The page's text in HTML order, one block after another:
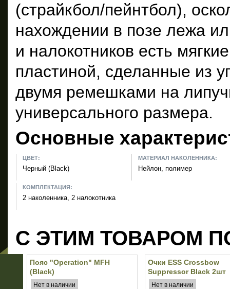
(страйкбол/пейнтбол),
нахождении в позе лежа
и налокотников есть
пластиной, сделанные из
двумя ремешками на
универсального размера.
Основные
ЦВЕТ:
Черный (Black)
МАТЕРИАЛ НАКОЛЕННИКА:
Нейлон, полимер
КОМПЛЕКТАЦИЯ:
2 наколенника, 2 налокотника
С ЭТИМ ТОВАРОМ
Пояс "Operation" MFH
(Black)
Нет в наличии
Очки ESS Crossbow
Suppressor Black 2шт
(прозрачные/
Нет в наличии